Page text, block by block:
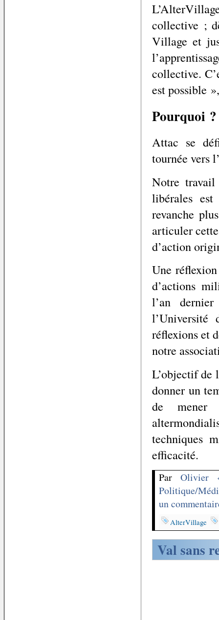
collective ;
Village et
collective.
est possible
Pourquoi ?
Attac se
tournée vers
Notre travail
libérales
revanche
articuler
d’action
Une
d’actions
l’an
l’Université
réflexions et
notre
L’objectif de
donner un
de mener
techniques
efficacité.
Par Olivier
Politique/
un
AlterVillage
Val sans